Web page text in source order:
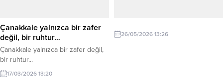
Yurduspor’da forma giyen Kaleci
Hasan Kartal’ı gece yarısı
operasyonu ile kadrosuna...
Çanakkale yalnızca bir zafer
değil, bir ruhtur…
Çanakkale yalnızca bir zafer değil,
bir ruhtur...
17/03/2026 13:20
26/05/2026 13:26